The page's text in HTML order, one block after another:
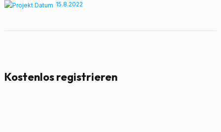
15.8.2022
Kostenlos registrieren